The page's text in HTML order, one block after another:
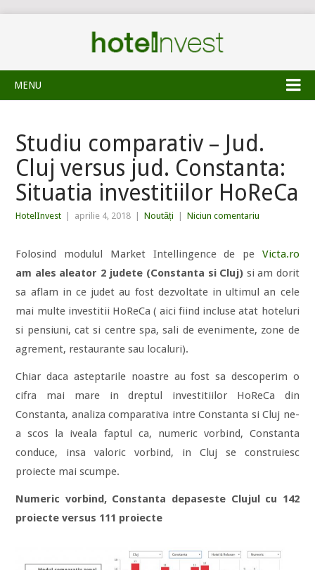
MENU
Studiu comparativ – Jud.
Cluj versus jud. Constanta:
Situatia investitiilor HoReCa
HotelInvest aprilie 4, 2018 Noutăți Niciun comentariu
Folosind modulul Market Intellingence de pe Victa.ro
am ales aleator 2 judete (Constanta si Cluj) si am dorit
sa aflam in ce judet au fost dezvoltate in ultimul an cele
mai multe investitii HoReCa ( aici fiind incluse atat hoteluri
si pensiuni, cat si centre spa, sali de evenimente, zone de
agrement, restaurante sau localuri).
Chiar daca asteptarile noastre au fost sa descoperim o
cifra mai mare in dreptul investitiilor HoReCa din
Constanta, analiza comparativa intre Constanta si Cluj ne-
a scos la iveala faptul ca, numeric vorbind, Constanta
conduce, insa valoric vorbind, in Cluj se construiesc
proiecte mai scumpe.
Numeric vorbind, Constanta depaseste Clujul cu 142
proiecte versus 111 proiecte